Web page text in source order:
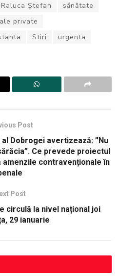
Raluca Ștefan
sănătate
private
Stiri
urgenta
Post
Dobrogei avertizează: ”Nu
Ce prevede proiectul
contravenționale în
Post
circulă la nivel național joi
29 ianuarie